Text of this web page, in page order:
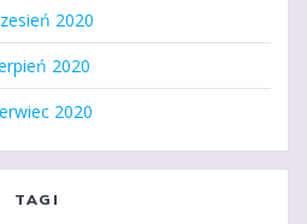
2020
2020
2020
TAGI